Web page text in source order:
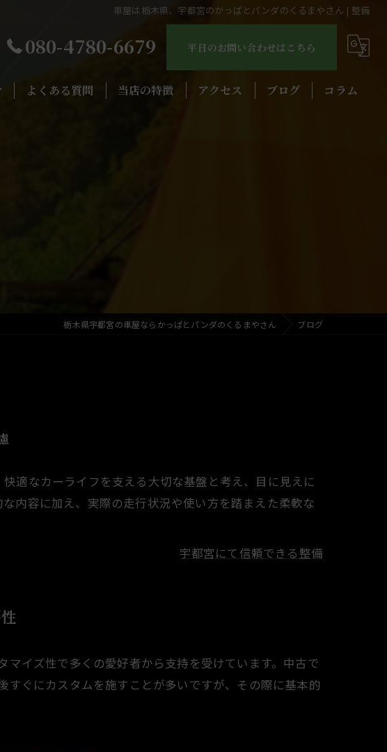
車屋は栃木県、宇都宮のかっぱとパンダのくるまやさん | 整備
080-4780-6679 平日のお問い合わせはこちら
よくある質問 当店の特徴 アクセス ブログ コラム
栃木県宇都宮の車屋ならかっぱとパンダのくるまやさん ブログ
適なカーライフを支える大切な基盤と考え、目に見えに
内容に加え、実際の走行状況や使い方を踏まえた柔軟な
宇都宮にて信頼できる整備
マイズ性で多くの愛好者から支持を受けています。中古で
すぐにカスタムを施すことが多いですが、その際に基本的